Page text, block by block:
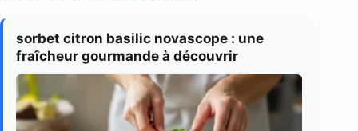
sorbet citron basilic novascope : une
fraîcheur gourmande à découvrir